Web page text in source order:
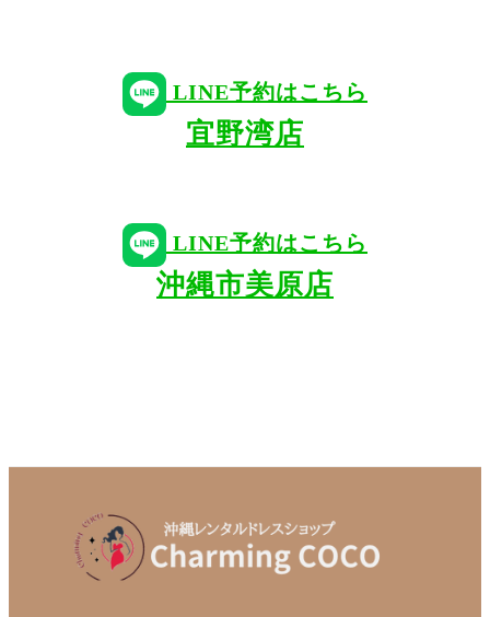
LINE予約はこちら
宜野湾店
LINE予約はこちら
沖縄市美原店